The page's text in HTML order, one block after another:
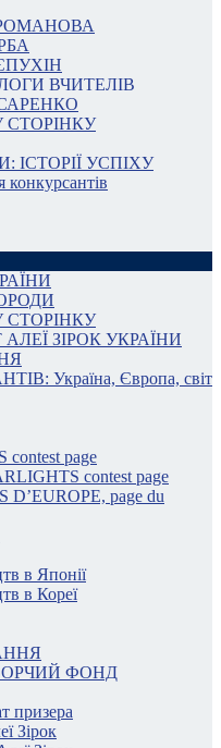
ВЧИТЕЛІВ
СТОРІНКУ
ІСТОРІЇ УСПІХУ
конкурсантів
СТОРІНКУ
ЗІРОК УКРАЇНИ
Україна, Європа, світ
page
contest page
D’EUROPE, page du
в Японії
в Кореї
ФОНД
призера
Зірок